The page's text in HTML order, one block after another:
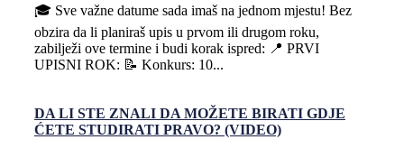
🎓 Sve važne datume sada imaš na jednom mjestu! Bez
obzira da li planiraš upis u prvom ili drugom roku,
zabilježi ove termine i budi korak ispred: 📍 PRVI
UPISNI ROK: 📝 Konkurs: 10...
DA LI STE ZNALI DA MOŽETE BIRATI GDJE
ĆETE STUDIRATI PRAVO? (VIDEO)